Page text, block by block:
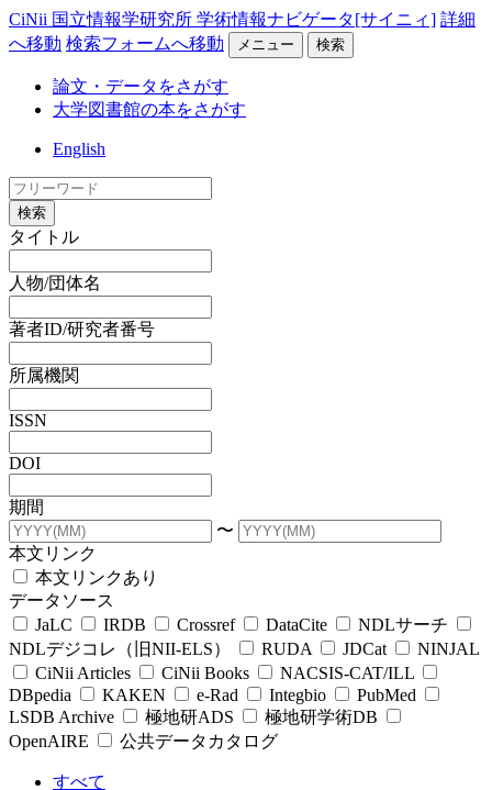
CiNii 国立情報学研究所 学術情報ナビゲータ[サイニィ] 詳細
へ移動 検索フォームへ移動 メニュー 検索
論文・データをさがす
大学図書館の本をさがす
English
検索
タイトル
人物/団体名
著者ID/研究者番号
所属機関
ISSN
DOI
期間
〜
本文リンク
本文リンクあり
データソース
JaLC
IRDB Crossref DataCite
NDLサーチ
NDLデジコレ（旧NII-ELS）
RUDA JDCat
NINJAL
CiNii Articles
CiNii Books
NACSIS-CAT/ILL
DBpedia
KAKEN e-Rad Integbio
PubMed
LSDB Archive
極地研ADS
極地研学術DB
OpenAIRE
公共データカタログ
すべて